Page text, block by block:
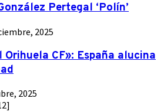
Pertegal ‘Polín’
2025
CF»: España alucina
2025